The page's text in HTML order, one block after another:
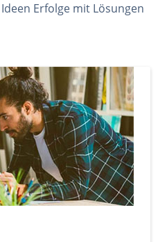
Erfolge mit Lösungen